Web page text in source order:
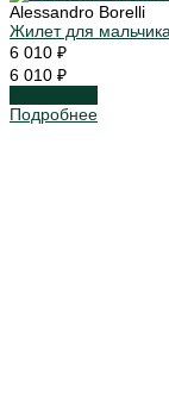
Alessandro Borelli
Жилет для мальчика
6 010 ₽
6 010 ₽
Подробнее